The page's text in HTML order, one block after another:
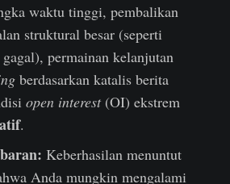
waktu tinggi, pembalikan
struktural besar (seperti
permainan kelanjutan
berdasarkan katalis berita
open interest(OI) ekstrem
.
Keberhasilan menuntut
Anda mungkin mengalami